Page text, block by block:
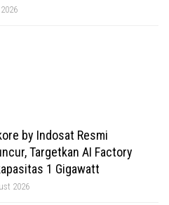
by Indosat Resmi
Targetkan AI Factory
1 Gigawatt
2026